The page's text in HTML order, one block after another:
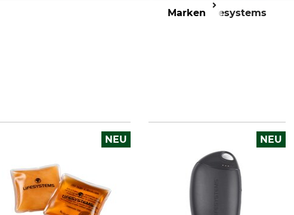
Marken Lifesystems
NEU NEU